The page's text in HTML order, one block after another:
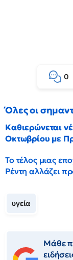
0
Όλες οι
Καθιερώνεται
Οκτωβρίου με
Το τέλος μιας
Ρέντη αλλάζει
υγεία
Μάθε